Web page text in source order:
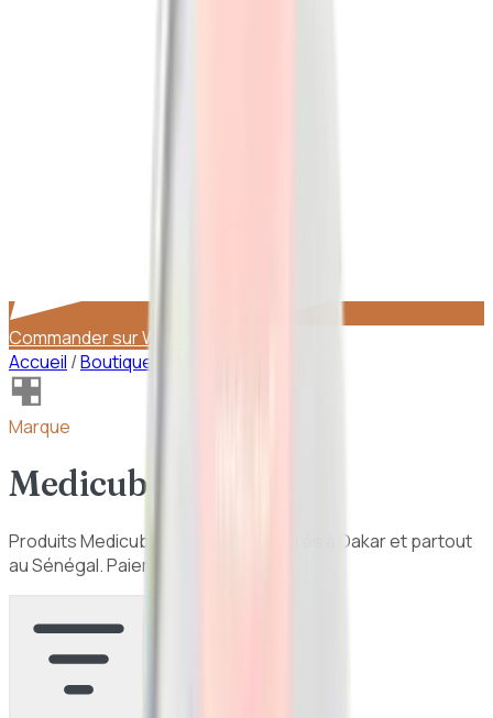
Commander sur WhatsApp
Accueil /Boutique
Marque
Medicube
ProduitsMedicube
authentiques, livrés à Dakar et partout
au Sénégal. Paiement à la livraison.